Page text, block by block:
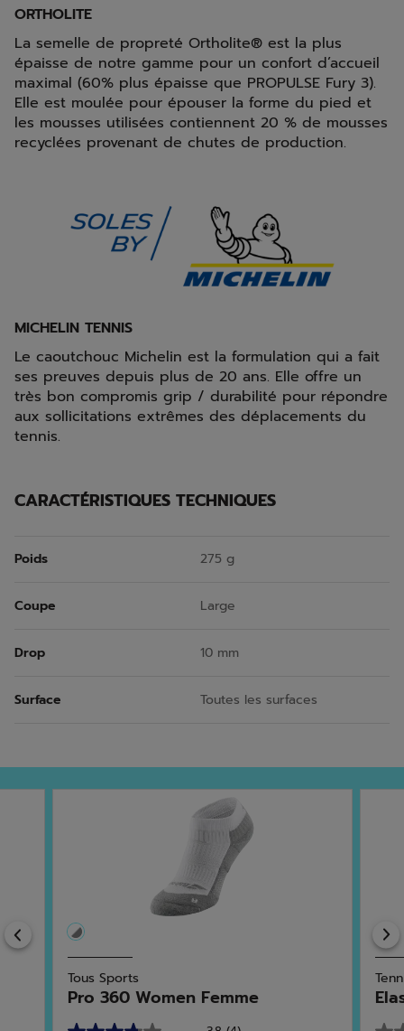
ORTHOLITE
La semelle de propreté Ortholite® est la plus
épaisse de notre gamme pour un confort d’accueil
maximal (60% plus épaisse que PROPULSE Fury 3).
Elle est moulée pour épouser la forme du pied et
les mousses utilisées contiennent 20 % de mousses
recyclées provenant de chutes de production.
MICHELIN TENNIS
Le caoutchouc Michelin est la formulation qui a fait
ses preuves depuis plus de 20 ans. Elle offre un
très bon compromis grip / durabilité pour répondre
aux sollicitations extrêmes des déplacements du
tennis.
CARACTÉRISTIQUES TECHNIQUES
Poids 275 g
Coupe Large
Drop 10 mm
Surface Toutes les surfaces
Previous
Tous Sports
Pro 360 Women Femme